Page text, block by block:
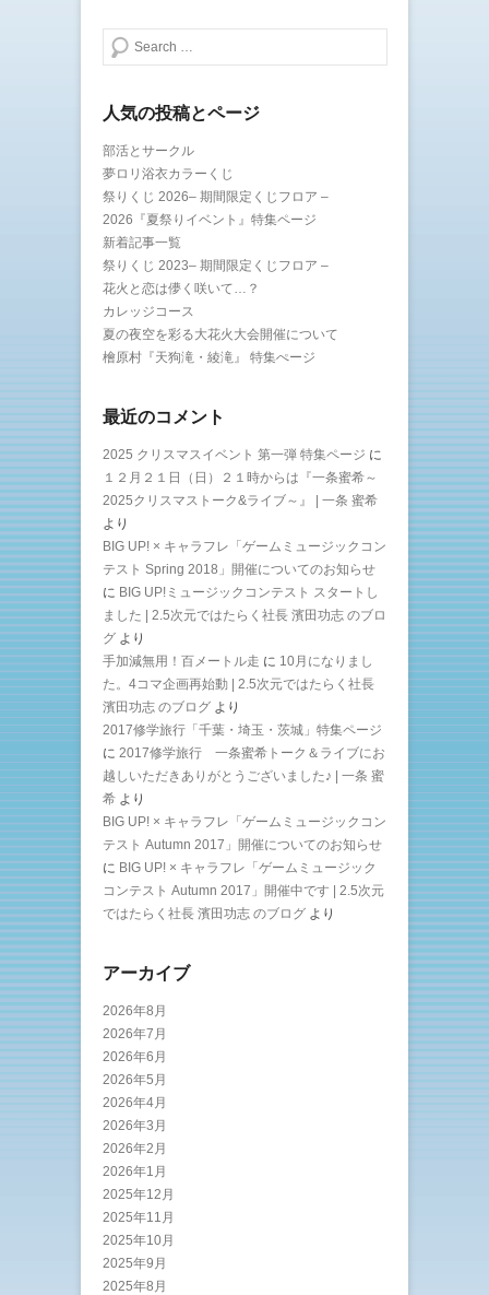
ま
検索する
人気の投稿とページ
部活とサークル
夢ロリ浴衣カラーくじ
祭りくじ 2026– 期間限定くじフロア –
2026『夏祭りイベント』特集ページ
新着記事一覧
祭りくじ 2023– 期間限定くじフロア –
花火と恋は儚く咲いて…？
カレッジコース
夏の夜空を彩る大花火大会開催について
檜原村『天狗滝・綾滝』 特集ぺージ
最近のコメント
2025 クリスマスイベント 第一弾 特集ページ に
１２月２１日（日）２１時からは『一条蜜希～
2025クリスマストーク&ライブ～』 | 一条 蜜希
より
BIG UP! × キャラフレ「ゲームミュージックコン
テスト Spring 2018」開催についてのお知らせ
に BIG UP!ミュージックコンテスト スタートし
ました | 2.5次元ではたらく社長 濱田功志 のブロ
グ より
手加減無用！百メートル走 に 10月になりまし
た。4コマ企画再始動 | 2.5次元ではたらく社長
濱田功志 のブログ より
2017修学旅行「千葉・埼玉・茨城」特集ページ
に 2017修学旅行 一条蜜希トーク＆ライブにお
越しいただきありがとうございました♪ | 一条 蜜
希 より
BIG UP! × キャラフレ「ゲームミュージックコン
テスト Autumn 2017」開催についてのお知らせ
に BIG UP! × キャラフレ「ゲームミュージック
コンテスト Autumn 2017」開催中です | 2.5次元
ではたらく社長 濱田功志 のブログ より
アーカイブ
2026年8月
2026年7月
2026年6月
2026年5月
2026年4月
2026年3月
2026年2月
2026年1月
2025年12月
2025年11月
2025年10月
2025年9月
2025年8月